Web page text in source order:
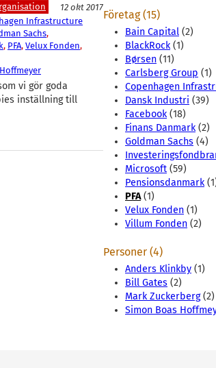
12 okt 2017
Infrastructure
Sachs
, PFA, Velux Fonden
vi gör goda
inställning till
Företag (15)
Bain Capital (2)
BlackRock(1)
Børsen (11)
Carlsberg Group (1)
Copenhagen
Dansk Industri (39)
Facebook(18)
Finans Danmark(2)
Goldman Sachs (4)
Microsoft (59)
Pensionsdanmark
PFA(1)
Velux Fonden (1)
Villum Fonden (2)
Personer (4)
Anders Klinkby (1)
Bill Gates (2)
Mark Zuckerberg(2)
Simon Boas